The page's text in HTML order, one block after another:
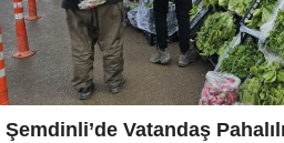
Şemdinli’de Vatandaş